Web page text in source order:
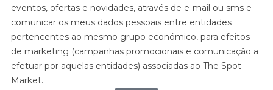
eventos, ofertas e novidades, através de e-mail ou sms e
comunicar os meus dados pessoais entre entidades
pertencentes ao mesmo grupo económico, para efeitos
de marketing (campanhas promocionais e comunicação a
efetuar por aquelas entidades) associadas ao The Spot
Market.